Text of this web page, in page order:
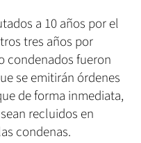
a 10 años por el
tres años por
condenados fueron
se emitirán órdenes
de forma inmediata,
recluidos en
condenas.